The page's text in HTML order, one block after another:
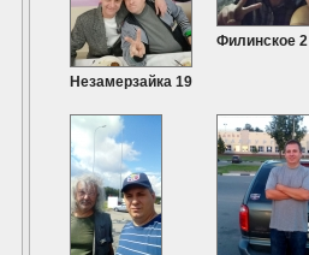
Незамерзайка 19
Филинское 2